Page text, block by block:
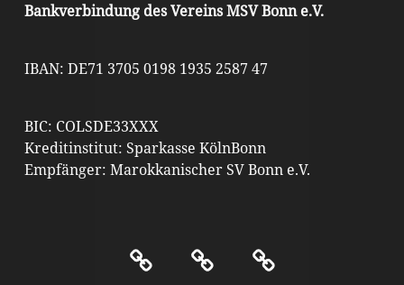
Bankverbindung des Vereins MSV Bonn e.V.
IBAN: DE71 3705 0198 1935 2587 47
BIC: COLSDE33XXX
Kreditinstitut: Sparkasse KölnBonn
Empfänger: Marokkanischer SV Bonn e.V.
Kontakt ImpressumDatenschutz